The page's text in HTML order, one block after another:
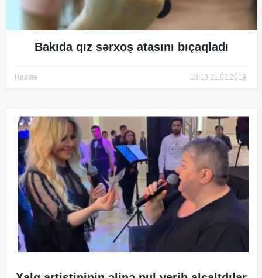
Bakıda qız sərxoş atasını bıçaqladı
Hadisə 18:10 21.02.2019